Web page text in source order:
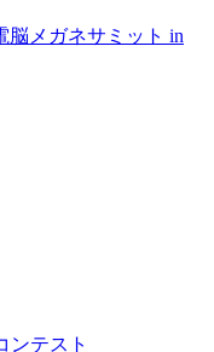
脳メガネサミット in
ンテスト